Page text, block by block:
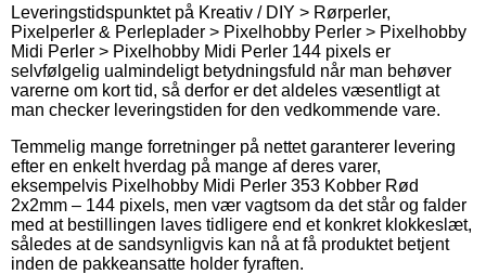
Leveringstidspunktet på Kreativ / DIY > Rørperler,
Pixelperler & Perleplader > Pixelhobby Perler > Pixelhobby
Midi Perler > Pixelhobby Midi Perler 144 pixels er
selvfølgelig ualmindeligt betydningsfuld når man behøver
varerne om kort tid, så derfor er det aldeles væsentligt at
man checker leveringstiden for den vedkommende vare.
Temmelig mange forretninger på nettet garanterer levering
efter en enkelt hverdag på mange af deres varer,
eksempelvis Pixelhobby Midi Perler 353 Kobber Rød
2x2mm – 144 pixels, men vær vagtsom da det står og falder
med at bestillingen laves tidligere end et konkret klokkeslæt,
således at de sandsynligvis kan nå at få produktet betjent
inden de pakkeansatte holder fyraften.